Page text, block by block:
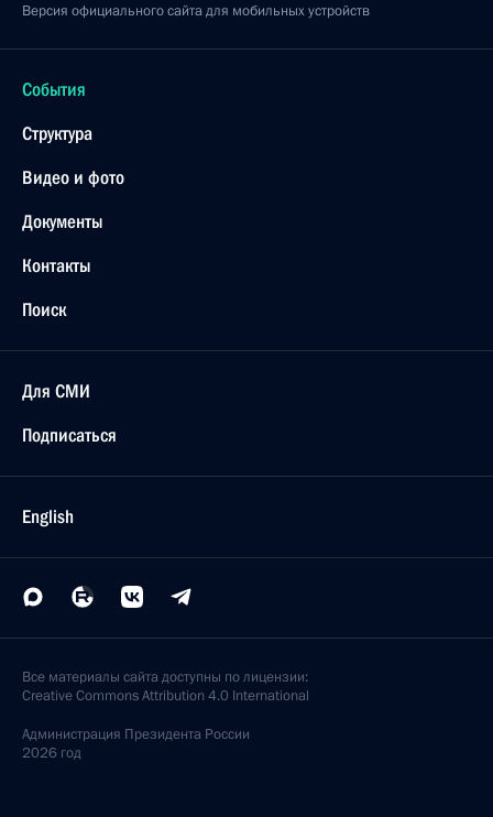
Версия официального сайта для мобильных устройств
События
Структура
Видео и фото
Документы
Контакты
Поиск
Для СМИ
Подписаться
English
Все материалы сайта доступны по лицензии:
Creative Commons Attribution 4.0 International
Администрация Президента России
2026 год